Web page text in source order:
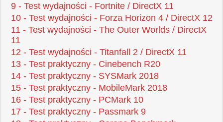
9 - Test wydajności - Fortnite / DirectX 11
10 - Test wydajności - Forza Horizon 4 / DirectX 12
11 - Test wydajności - The Outer Worlds / DirectX
11
12 - Test wydajności - Titanfall 2 / DirectX 11
13 - Test praktyczny - Cinebench R20
14 - Test praktyczny - SYSMark 2018
15 - Test praktyczny - MobileMark 2018
16 - Test praktyczny - PCMark 10
17 - Test praktyczny - Passmark 9